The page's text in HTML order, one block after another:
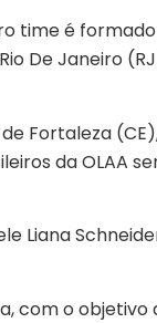
time é
De Janeiro
Fortaleza
da OLAA
Liana
com o